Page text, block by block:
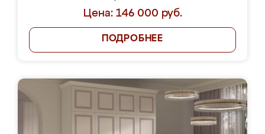
Цена: 146 000 руб.
ПОДРОБНЕЕ